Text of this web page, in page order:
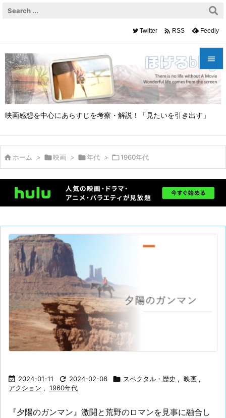
映画感想を中心にあらすじを考察・解説！「見たいを引き出す」


メニュ

サイド
次へ
Twitter  RSS Feedly
 ホーム > 映画 > 年代 > 1960年代
 2024-01-11  2024-02-08  スペクタル・歴史 , 映画 ,
アクション , 1960年代
『夕陽のガンマン』激闘と荒野のロマンを見事に融合し